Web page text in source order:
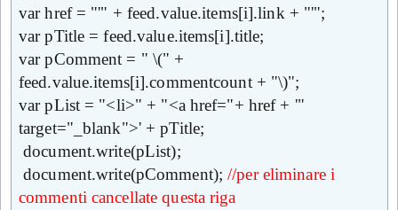
var href = "'" + feed.value.items[i].link + "'";
var pTitle = feed.value.items[i].title;
var pComment = " \(" +
feed.value.items[i].commentcount + "\)";
var pList = "<li>" + "<a href="+ href + '"
target="_blank">' + pTitle;
document.write(pList);
document.write(pComment);//per eliminare i
commenti cancellate questa riga